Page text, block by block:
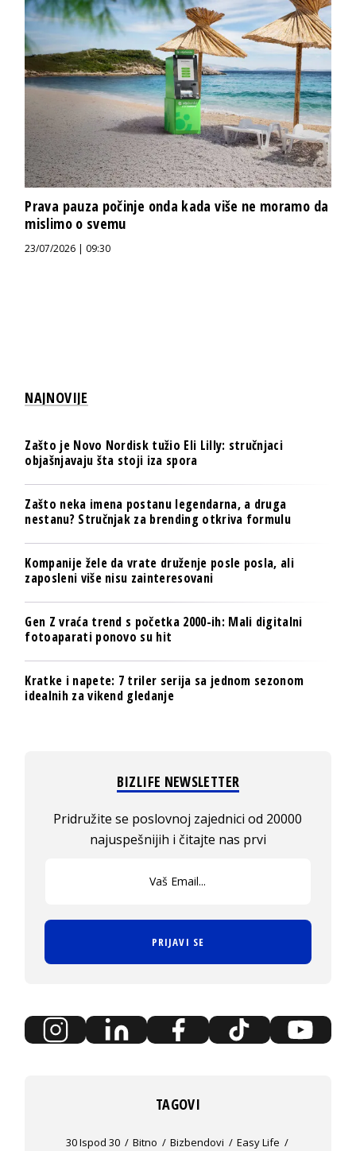
Prava pauza počinje onda kada više ne moramo da
mislimo o svemu
23/07/2026 | 09:30
NAJNOVIJE
Zašto je Novo Nordisk tužio Eli Lilly: stručnjaci
objašnjavaju šta stoji iza spora
Zašto neka imena postanu legendarna, a druga
nestanu? Stručnjak za brending otkriva formulu
Kompanije žele da vrate druženje posle posla, ali
zaposleni više nisu zainteresovani
Gen Z vraća trend s početka 2000-ih: Mali digitalni
fotoaparati ponovo su hit
Kratke i napete: 7 triler serija sa jednom sezonom
idealnih za vikend gledanje
BIZLIFE NEWSLETTER
Pridružite se poslovnoj zajednici od 20000
najuspešnijih i čitajte nas prvi
PRIJAVI SE
TAGOVI
30 Ispod 30 Bitno Bizbendovi
Easy Life